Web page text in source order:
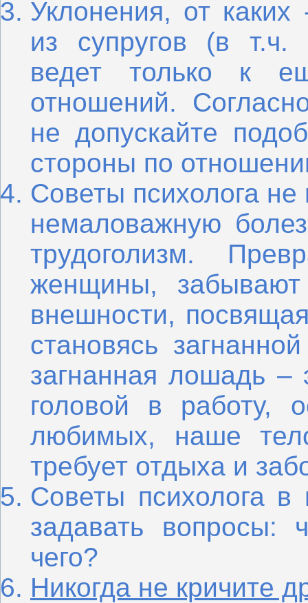
Уклонения, от
из супругов (в т.ч.
ведет только к
отношений.
не допускайте
стороны по
Советы психолога
немаловажную
трудоголизм.
женщины,
внешности,
становясь
загнанная лошадь –
головой в работу,
любимых, наше
требует отдыха и
Советы психолога в
задавать
чего?
Никогда не кричите